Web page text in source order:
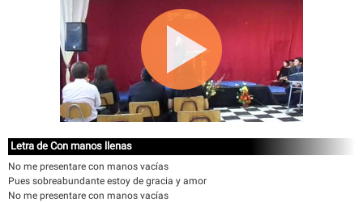
Letra de Con manos llenas
No me presentare con manos vacías
Pues sobreabundante estoy de gracia y amor
No me presentare con manos vacías